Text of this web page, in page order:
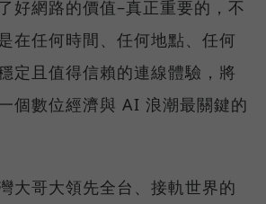
好網路的價值–真正重要的，不
在任何時間、任何地點、任何
定且值得信賴的連線體驗，將
個數位經濟與 AI 浪潮最關鍵的
大哥大領先全台、接軌世界的